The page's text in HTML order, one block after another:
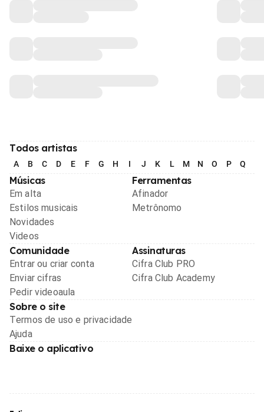
Todos artistas
A B C D E F G H I J K L M N O P Q
Músicas
Em alta
Estilos musicais
Novidades
Videos
Ferramentas
Afinador
Metrônomo
Comunidade
Entrar ou criar conta
Enviar cifras
Pedir videoaula
Assinaturas
Cifra Club PRO
Cifra Club Academy
Sobre o site
Termos de uso e privacidade
Ajuda
Baixe o aplicativo